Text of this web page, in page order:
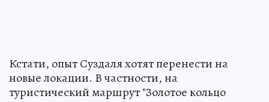
Кстати, опыт Суздаля хотят перенести на
новые локации. В частности, на
туристический маршрут "Золотое кольцо